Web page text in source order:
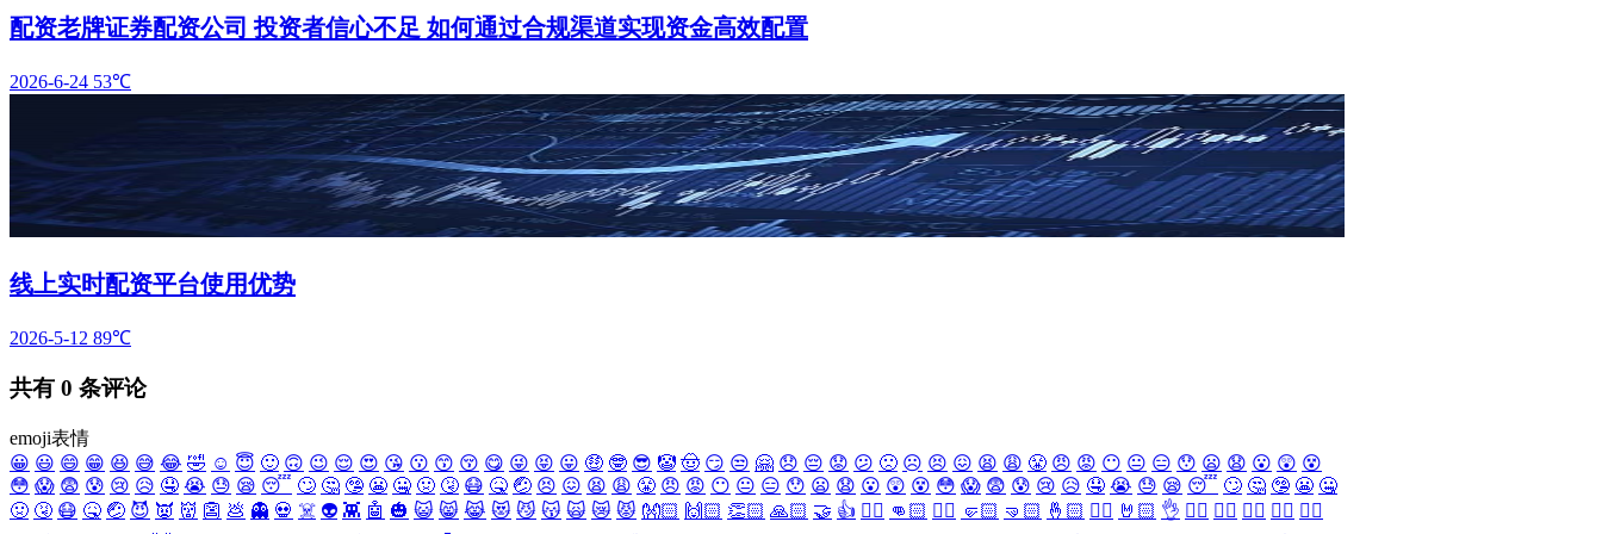
配资老牌证券配资公司 投资者信心不足 如何通过合规渠道实现资金高效配置
2026-6-24 53℃
线上实时配资平台使用优势
2026-5-12 89℃
共有 0 条评论
emoji表情
😀 😃 😄 😁 😆 😅 😂 🤣 ☺️ 😇 🙂 🙃 😉 😌 😍 😘 😗 😙 😚 😋 😜 😝 😛 🤑 🤓 😎 🤡 🤠 😏 😒 🤗 😞 😔 😟 😕 🙁 ☹️ 😣 😖 😫 😩 😤 😠 😡 😶 😐 😑 😯 😦 😧 😮 😲 😵
😳 😱 😨 😰 😢 😥 🤤 😭 😓 😪 😴 🙄 🤔 🤥 😬 🤐 🤢 🤧 😷 🤒 🤕 😣 😖 😫 😩 😤 😠 😡 😶 😐 😑 😯 😦 😧 😮 😲 😵 😳 😱 😨 😰 😢 😥 🤤 😭 😓 😪 😴 🙄 🤔 🤥 😬 🤐
🤢 🤧 😷 🤒 🤕 😈 👿 👹 👺 💩 👻 💀 ☠️ 👽 👾 🤖 🎃 😺 😸 😹 😻 😼 😽 🙀 😿 😾 👐🏻 🙌🏻 👏🏻 🙏🏻 🤝 👍 👎🏻 👊🏻 ✊🏻 🤛🏻 🤜🏻 🤞🏻 ✌🏻 🤘🏻 👌 👈🏻 👉🏻 👆🏻 👇🏻 ☝🏻